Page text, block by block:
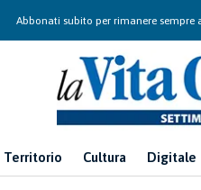
Abbonati subito per rimanere
Territorio Cultura Digitale